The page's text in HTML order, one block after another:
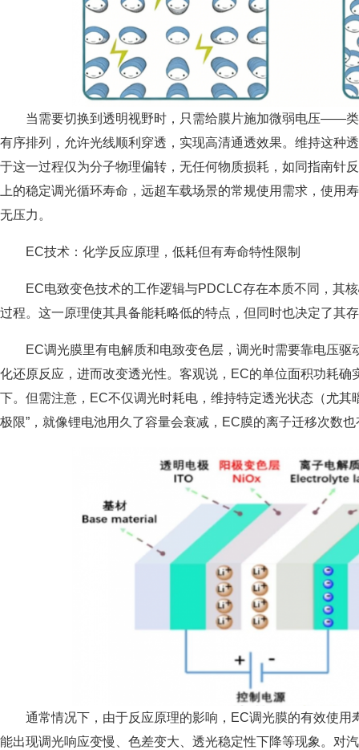
当需要切换到透明视野时，只需给膜片施加微弱电压——
有序排列，允许光线顺利穿透，实现高清通透效果。维持这种
于这一过程仅为分子物理偏转，无任何物质损耗，如同指南针
上的稳定调光循环寿命，远超车载场景的常规使用需求，使用
无压力。
EC技术：化学反应原理，低耗但有寿命特性限制
EC电致变色技术的工作逻辑与PDCLC存在本质不同，其
过程。这一原理使其具备能耗略低的特点，但同时也决定了其
EC调光膜里有电解质和电致变色层，调光时需要靠电压
化还原反应，进而改变透光性。客观说，EC的单位面积功耗
下。但需注意，EC不仅调光时耗电，维持特定透光状态（尤其
极限”，就像锂电池用久了容量会衰减，EC膜的离子迁移次数
通常情况下，由于反应原理的影响，EC调光膜的有效使
能出现调光响应变慢、色差变大、透光稳定性下降等现象。对